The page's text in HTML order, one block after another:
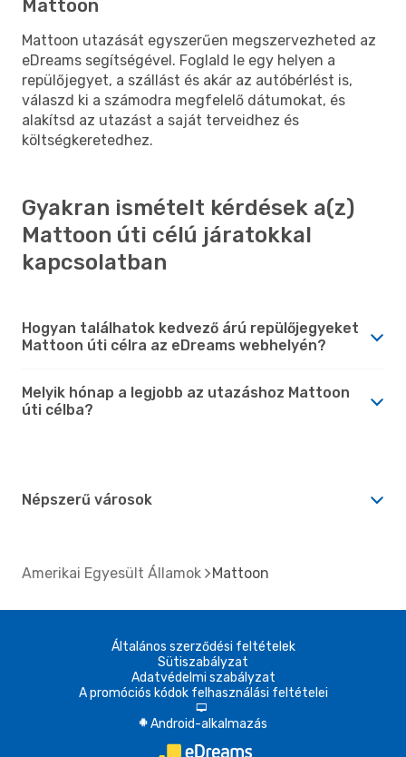
Mattoon
Mattoon utazását egyszerűen megszervezheted az
eDreams segítségével. Foglald le egy helyen a
repülőjegyet, a szállást és akár az autóbérlést is,
válaszd ki a számodra megfelelő dátumokat, és
alakítsd az utazást a saját terveidhez és
költségkeretedhez.
Gyakran ismételt kérdések a(z)
Mattoon úti célú járatokkal
kapcsolatban
Hogyan találhatok kedvező árú repülőjegyeket
Mattoon úti célra az eDreams webhelyén?
Melyik hónap a legjobb az utazáshoz Mattoon
úti célba?
Népszerű városok
Amerikai Egyesült Államok Mattoon
Általános szerződési feltételek
Sütiszabályzat
Adatvédelmi szabályzat
A promóciós kódok felhasználási feltételei
d
A Android-alkalmazás